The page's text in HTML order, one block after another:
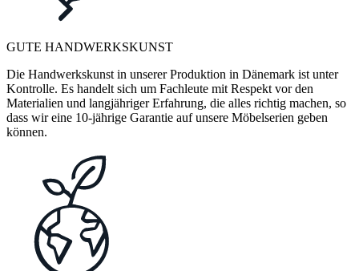
GUTE HANDWERKSKUNST
Die Handwerkskunst in unserer Produktion in Dänemark ist unter
Kontrolle. Es handelt sich um Fachleute mit Respekt vor den
Materialien und langjähriger Erfahrung, die alles richtig machen, so
dass wir eine 10-jährige Garantie auf unsere Möbelserien geben
können.